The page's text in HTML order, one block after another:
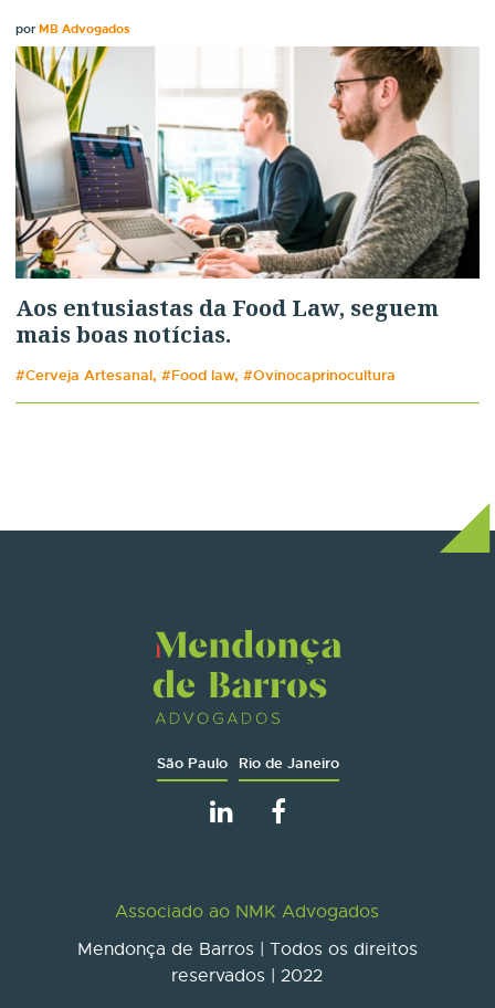
porMB Advogados
Aos entusiastas da Food Law, seguem
mais boas notícias.
#Cerveja Artesanal, #Food law, #Ovinocaprinocultura
São Paulo Rio de Janeiro
Associado ao NMK Advogados
Mendonça de Barros | Todos os direitos
reservados | 2022